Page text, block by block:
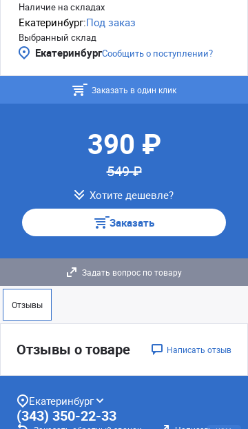
Наличие на складах
Екатеринбург:Под заказ
Выбранный склад
ЕкатеринбургСообщить о поступлении?
Заказать в один клик
390 ₽
549 ₽
Хотите дешевле?
Заказать
Задать вопрос по товару
Отзывы
Отзывы о товаре Написать отзыв
Екатеринбург
(343) 350-22-33